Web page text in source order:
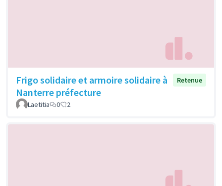
Frigo solidaire et armoire solidaire à
Nanterre préfecture
Retenue
Laetitia 0 2